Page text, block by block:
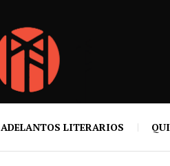
ADELANTOS LITERARIOS